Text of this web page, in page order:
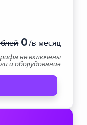
0 /в месяц
не включены
и оборудование